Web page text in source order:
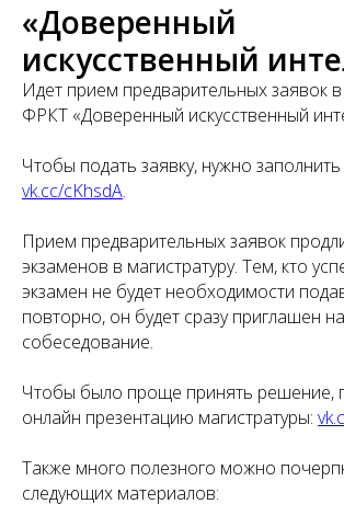
«Доверенный
искусственный
Идет прием предварительных заявок в
ФРКТ «Доверенный искусственный
Чтобы подать заявку, нужно заполнить
vk.cc/cKhsdA.
Прием предварительных заявок
экзаменов в магистратуру. Тем, кто
экзамен не будет необходимости
повторно, он будет сразу приглашен на
собеседование.
Чтобы было проще принять решение,
онлайн презентацию магистратуры:
Также много полезного можно
следующих материалов: